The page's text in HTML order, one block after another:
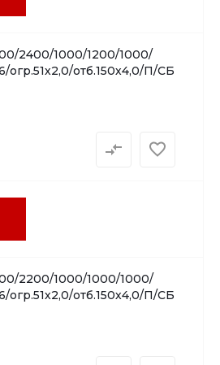
2400/1000/1200/1000/
отб.150х4,0/П/СБ
2200/1000/1000/1000/
отб.150х4,0/П/СБ